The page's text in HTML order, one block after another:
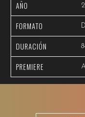
AÑO
FORMATO
DURACIÓN
PREMIERE